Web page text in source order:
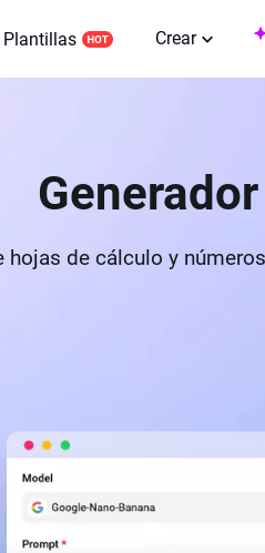
Plantillas Crear
hojas de cálculo y